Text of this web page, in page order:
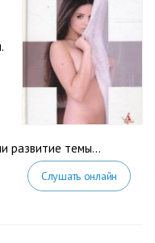
развитие темы...
Слушать онлайн